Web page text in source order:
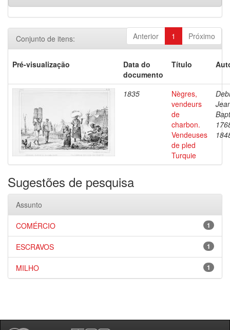
Anterior 1 Próximo
Conjunto de itens:
Pré-visualização
Data do
documento
Título
1835
Nègres,
vendeurs
de
charbon.
Vendeuses
de pled
Turquie
Sugestões de pesquisa
Assunto
1
COMÉRCIO
1
ESCRAVOS
1
MILHO